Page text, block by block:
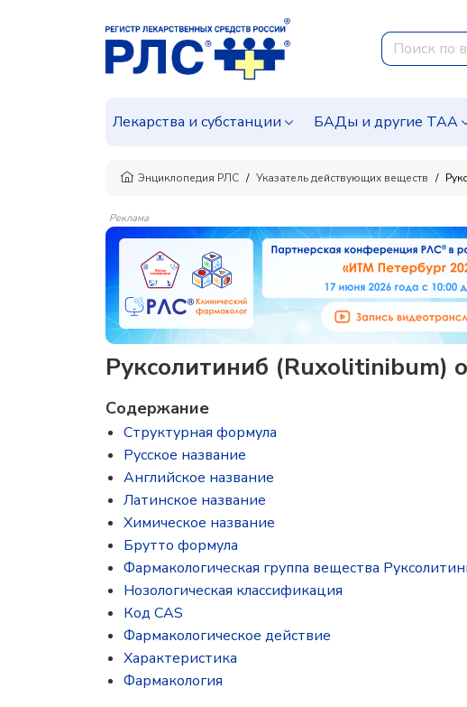
Лекарства и субстанции БАДы и другие ТАА
Энциклопедия РЛС Указатель действующих веществ
Реклама
Руксолитиниб (Ruxolitinibum)
Содержание
Структурная формула
Русское название
Английское название
Латинское название
Химическое название
Брутто формула
Фармакологическая группа вещества
Нозологическая классификация
Код CAS
Фармакологическое действие
Характеристика
Фармакология